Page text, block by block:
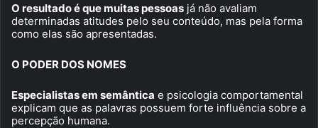
O resultado é que muitas pessoas já não avaliam
determinadas atitudes pelo seu conteúdo, mas pela forma
como elas são apresentadas.
O PODER DOS NOMES
Especialistas em semântica e psicologia comportamental
explicam que as palavras possuem forte influência sobre a
percepção humana.